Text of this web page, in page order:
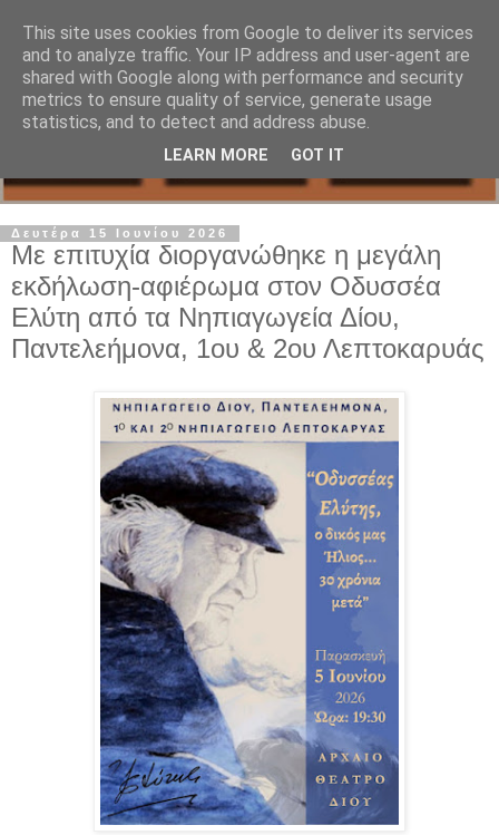
Δευτέρα 15 Ιουνίου 2026
Με επιτυχία διοργανώθηκε η μεγάλη
εκδήλωση-αφιέρωμα στον Οδυσσέα
Ελύτη από τα Νηπιαγωγεία Δίου,
Παντελεήμονα, 1ου & 2ου Λεπτοκαρυάς
This site uses cookies from Google to deliver its services
and to analyze traffic. Your IP address and user-agent are
shared with Google along with performance and security
metrics to ensure quality of service, generate usage
statistics, and to detect and address abuse.
LEARN MORE GOT IT